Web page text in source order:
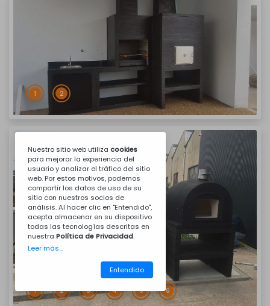
1 2
1 2 3 4 5 6
Nuestro sitio web utiliza cookies
para mejorar la experiencia del
usuario y analizar el tráfico del sitio
web. Por estos motivos, podemos
compartir los datos de uso de su
sitio con nuestros socios de
análisis. Al hacer clic en "Entendido",
acepta almacenar en su dispositivo
todas las tecnologías descritas en
nuestra Política de Privacidad.
Leer más...
Entendido